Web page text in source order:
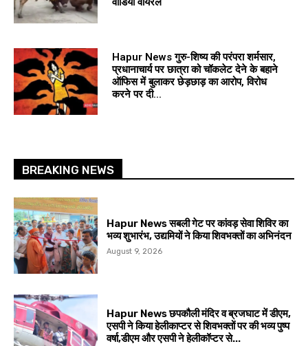
Hapur News गुरु-शिष्य की परंपरा शर्मसार,
प्रधानाचार्य पर छात्रा को चॉकलेट देने के बहाने
ऑफिस में बुलाकर छेड़छाड़ का आरोप, विरोध
करने पर दी...
BREAKING NEWS
Hapur News सबली गेट पर कांवड़ सेवा शिविर का
भव्य शुभारंभ, उद्यमियों ने किया शिवभक्तों का अभिनंदन
August 9, 2026
Hapur News छपकौली मंदिर व ब्रजघाट में डीएम,
एसपी ने किया हेलीकाप्टर से शिवभक्तों पर की भव्य पुष्प
वर्षा,डीएम और एसपी ने हेलीकॉप्टर से...